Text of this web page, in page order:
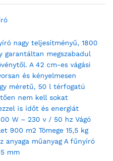
nagy teljesítményű, 1800
garantáltan megszabadul
A 42 cm-es vágási
és kényelmesen
méretű, 50 l térfogatú
nem kell sokat
is időt és energiát
W – 230 v / 50 hz Vágó
900 m2 Tömege 15,5 kg
anyaga műanyag A fűnyíró
mm